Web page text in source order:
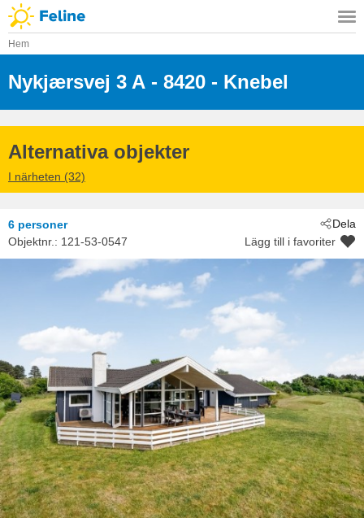
Hem
Nykjærsvej 3 A
- Helgenæs
- 8420 - Knebel
Alternativa objekter
I närheten (32)
Dela
6 personer
Objektnr.: 121-53-0547 Lägg till i favoriter